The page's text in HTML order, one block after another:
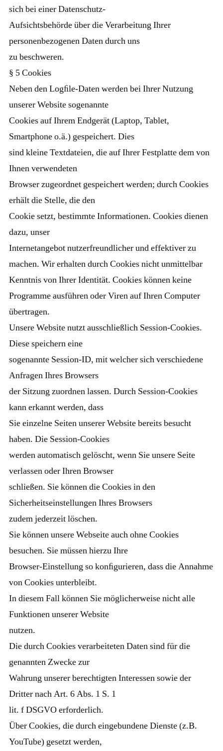
sich bei einer Datenschutz-
Aufsichtsbehörde über die Verarbeitung Ihrer
personenbezogenen Daten durch uns
zu beschweren.
§ 5 Cookies
Neben den Logﬁle-Daten werden bei Ihrer Nutzung
unserer Website sogenannte
Cookies auf Ihrem Endgerät (Laptop, Tablet,
Smartphone o.ä.) gespeichert. Dies
sind kleine Textdateien, die auf Ihrer Festplatte dem von
Ihnen verwendeten
Browser zugeordnet gespeichert werden; durch Cookies
erhält die Stelle, die den
Cookie setzt, bestimmte Informationen. Cookies dienen
dazu, unser
Internetangebot nutzerfreundlicher und effektiver zu
machen. Wir erhalten durch Cookies nicht unmittelbar
Kenntnis von Ihrer Identität. Cookies können keine
Programme ausführen oder Viren auf Ihren Computer
übertragen.
Unsere Website nutzt ausschließlich Session-Cookies.
Diese speichern eine
sogenannte Session-ID, mit welcher sich verschiedene
Anfragen Ihres Browsers
der Sitzung zuordnen lassen. Durch Session-Cookies
kann erkannt werden, dass
Sie einzelne Seiten unserer Website bereits besucht
haben. Die Session-Cookies
werden automatisch gelöscht, wenn Sie unsere Seite
verlassen oder Ihren Browser
schließen. Sie können die Cookies in den
Sicherheitseinstellungen Ihres Browsers
zudem jederzeit löschen.
Sie können unsere Webseite auch ohne Cookies
besuchen. Sie müssen hierzu Ihre
Browser-Einstellung so konﬁgurieren, dass die Annahme
von Cookies unterbleibt.
In diesem Fall können Sie möglicherweise nicht alle
Funktionen unserer Website
nutzen.
Die durch Cookies verarbeiteten Daten sind für die
genannten Zwecke zur
Wahrung unserer berechtigten Interessen sowie der
Dritter nach Art. 6 Abs. 1 S. 1
lit. f DSGVO erforderlich.
Über Cookies, die durch eingebundene Dienste (z.B.
YouTube) gesetzt werden,